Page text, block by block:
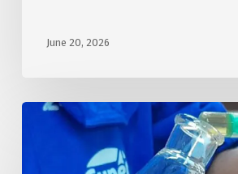
June 20, 2026
Finaliza